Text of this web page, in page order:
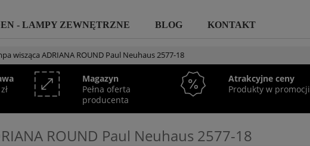
- LAMPY ZEWNĘTRZNE BLOG KONTAKT
wisząca ADRIANA ROUND Paul Neuhaus 2577-18
Magazyn
Pełna oferta
producenta
Atrakcyjne ceny
Produkty w promocji
ROUND Paul Neuhaus 2577-18